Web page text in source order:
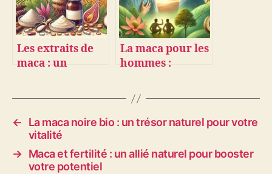
Les extraits de
maca : un
La maca pour les
hommes :
bien-être au
naturel
←
La maca noire bio : un trésor naturel pour votre
vitalité
→ Maca et fertilité : un allié naturel pour booster
votre potentiel